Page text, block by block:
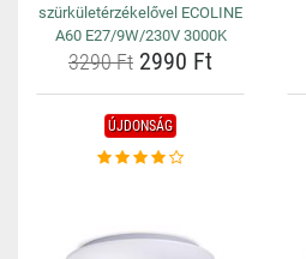
szürkületérzékelővel ECOLINE
A60 E27/9W/230V 3000K
3290 Ft 2990 Ft
ÚJDONSÁG